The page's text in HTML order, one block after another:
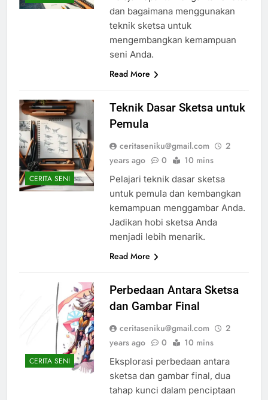
dan bagaimana menggunakan
teknik sketsa untuk
mengembangkan kemampuan
seni Anda.
Read More
CERITA SENI
Teknik Dasar Sketsa untuk
Pemula
ceritaseniku@gmail.com
2
years ago
0 10 mins
Pelajari teknik dasar sketsa
untuk pemula dan kembangkan
kemampuan menggambar Anda.
Jadikan hobi sketsa Anda
menjadi lebih menarik.
Read More
CERITA SENI
Perbedaan Antara Sketsa
dan Gambar Final
ceritaseniku@gmail.com
2
years ago
0 10 mins
Eksplorasi perbedaan antara
sketsa dan gambar final, dua
tahap kunci dalam penciptaan